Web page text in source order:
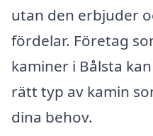
utan den erbjuder
fördelar. Företag
kaminer i Bålsta
rätt typ av kamin
dina behov.